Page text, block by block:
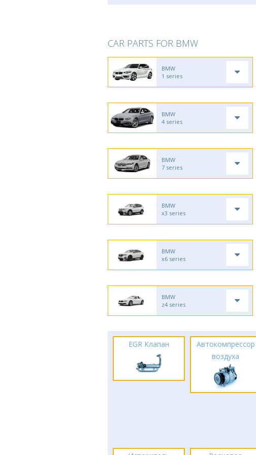
CAR PARTS FOR BMW
BMW
1 series
BMW
4 series
BMW
7 series
BMW
x3 series
BMW
x6 series
BMW
z4 series
EGR Клапан
Автокомпрессор
воздуха